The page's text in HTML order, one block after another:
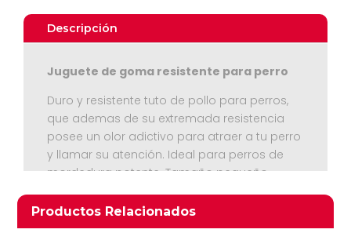
Ver Carrito
Seguir Comprando
N1
cantidad
Descripción
Juguete de goma resistente para perro
Duro y resistente tuto de pollo para perros,
que ademas de su extremada resistencia
posee un olor adictivo para atraer a tu perro
y llamar su atención. Ideal para perros de
mordedura potente. Tamaño pequeño
Productos Relacionados
Productos relacionados